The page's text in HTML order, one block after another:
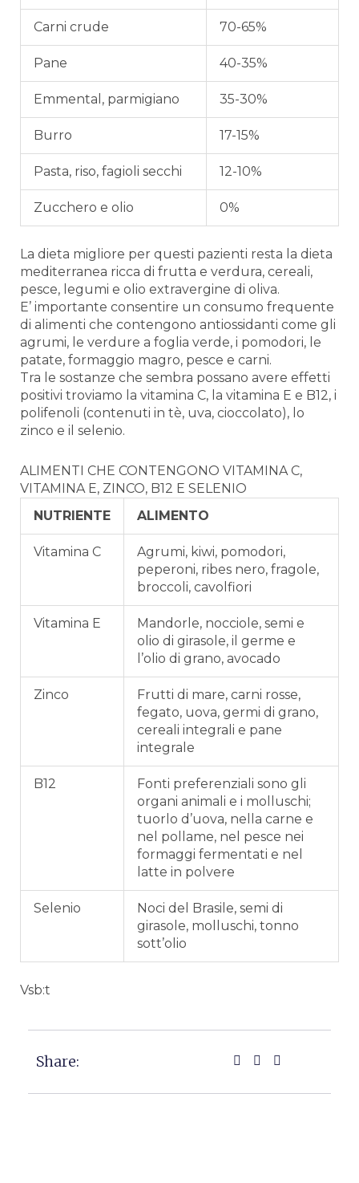
Carni crude 70-65%
Pane 40-35%
Emmental, parmigiano 35-30%
Burro 17-15%
Pasta, riso, fagioli secchi 12-10%
Zucchero e olio 0%
La dieta migliore per questi pazienti resta la dieta
mediterranea ricca di frutta e verdura, cereali,
pesce, legumi e olio extravergine di oliva.
E’ importante consentire un consumo frequente
di alimenti che contengono antiossidanti come gli
agrumi, le verdure a foglia verde, i pomodori, le
patate, formaggio magro, pesce e carni.
Tra le sostanze che sembra possano avere effetti
positivi troviamo la vitamina C, la vitamina E e B12, i
polifenoli (contenuti in tè, uva, cioccolato), lo
zinco e il selenio.
ALIMENTI CHE CONTENGONO VITAMINA C,
VITAMINA E, ZINCO, B12 E SELENIO
NUTRIENTE
ALIMENTO
Vitamina C
Agrumi, kiwi, pomodori,
peperoni, ribes nero, fragole,
broccoli, cavolfiori
Vitamina E
Mandorle, nocciole, semi e
olio di girasole, il germe e
l’olio di grano, avocado
Zinco
Frutti di mare, carni rosse,
fegato, uova, germi di grano,
cereali integrali e pane
integrale
B12
Fonti preferenziali sono gli
organi animali e i molluschi;
tuorlo d’uova, nella carne e
nel pollame, nel pesce nei
formaggi fermentati e nel
latte in polvere
Selenio
Noci del Brasile, semi di
girasole, molluschi, tonno
sott’olio
Vsb:t
Share: